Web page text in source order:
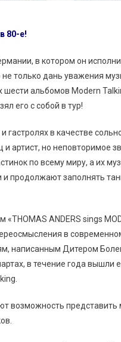
80-е!
в котором он
не только дань уважения
альбомов Modern
его с собой в тур!
в качестве
артист, но неповторимое
по всему миру, а их
продолжают заполнять
ANDERS sings
в
написанным Дитером
в течение года вышли
возможность представить